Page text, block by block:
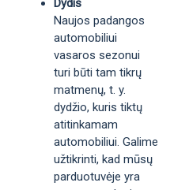
Dydis
Naujos padangos
automobiliui
vasaros sezonui
turi būti tam tikrų
matmenų, t. y.
dydžio, kuris tiktų
atitinkamam
automobiliui. Galime
užtikrinti, kad mūsų
parduotuvėje yra